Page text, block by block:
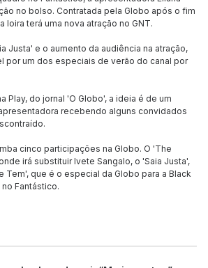
no bolso. Contratada pela Globo após o fim
loira terá uma nova atração no GNT.
Justa' e o aumento da audiência na atração,
por um dos especiais de verão do canal por
Play, do jornal 'O Globo', a ideia é de um
recebendo alguns convidados
cinco participações na Globo. O 'The
irá substituir Ivete Sangalo, o 'Saia Justa',
Tem', que é o especial da Globo para a Black
Fantástico.